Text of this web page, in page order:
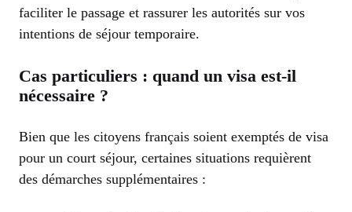
faciliter le passage et rassurer les autorités sur vos
intentions de séjour temporaire.
Cas particuliers : quand un visa est-il
nécessaire ?
Bien que les citoyens français soient exemptés de visa
pour un court séjour, certaines situations requièrent
des démarches supplémentaires :